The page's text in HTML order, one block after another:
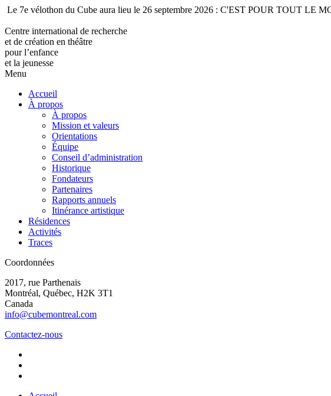
Le 7e vélothon du Cube aura lieu le 26 septembre 2026 : C'EST POUR TOUT LE
Centre international de recherche
et de création en théâtre
pour l’enfance
et la jeunesse
Menu
Accueil
À propos
À propos
Mission et valeurs
Orientations
Équipe
Conseil d’administration
Historique
Fondateurs
Partenaires
Rapports annuels
Itinérance artistique
Résidences
Activités
Traces
Coordonnées
2017, rue Parthenais
Montréal, Québec, H2K 3T1
Canada
info@cubemontreal.com
Contactez-nous